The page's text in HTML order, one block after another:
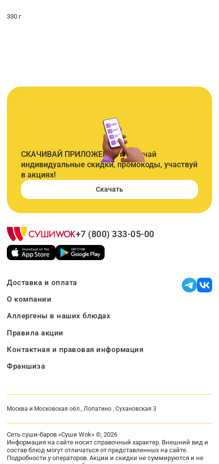
330 г
СКАЧИВАЙ ПРИЛОЖЕНИЕ и получай
индивидуальные скидки, промокоды, участвуй
в акциях!
Скачать
+7 (800) 333-05-00
Доставка и оплата
О компании
Аллергены в наших блюдах
Правила акции
Контактная и правовая информация
Франшиза
Москва и Московская обл., Лопатино , Сухановская 3
Сеть суши-баров «Суши Wok» ©, 2026
Информация на сайте носит справочный характер. Внешний вид и
состав блюд могут отличаться от представленных на сайте.
Подробности у операторов. Акции и скидки не суммируются и не